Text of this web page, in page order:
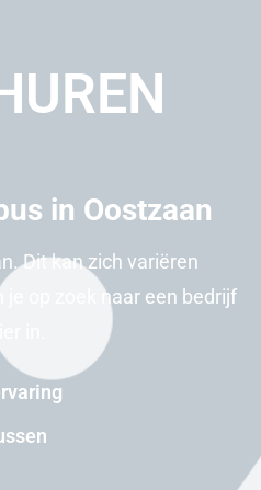
in Oostzaan
Dit kan zich variëren
op zoek naar een bedrijf
in.